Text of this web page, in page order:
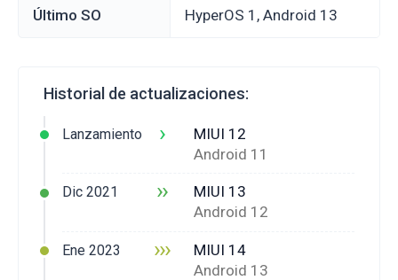
Último SO HyperOS 1, Android 13
Historial de actualizaciones:
Lanzamiento ›
MIUI 12
Android 11
Dic 2021 ››
MIUI 13
Android 12
Ene 2023 ›››
MIUI 14
Android 13